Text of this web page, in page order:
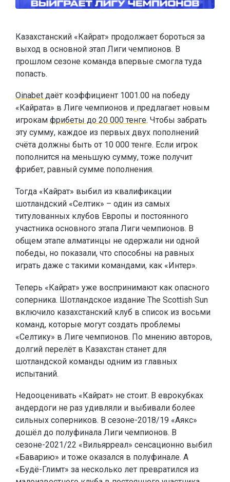
Казахстанский «Кайрат» продолжает бороться за
выход в основной этап Лиги чемпионов. В
прошлом сезоне команда впервые смогла туда
попасть.
Oinabet даёт коэффициент 1001.00 на победу
«Кайрата» в Лиге чемпионов и предлагает новым
игрокам фрибеты до 20 000 тенге. Чтобы забрать
эту сумму, каждое из первых двух пополнений
счёта должны быть от 10 000 тенге. Если игрок
пополнится на меньшую сумму, тоже получит
фрибет, равный сумме пополнения.
Тогда «Кайрат» выбил из квалификации
шотландский «Селтик» – один из самых
титулованных клубов Европы и постоянного
участника основного этапа Лиги чемпионов. В
общем этапе алматинцы не одержали ни одной
победы, но показали, что способны на равных
играть даже с такими командами, как «Интер».
Теперь «Кайрат» уже воспринимают как опасного
соперника. Шотландское издание The Scottish Sun
включило казахстанский клуб в список из восьми
команд, которые могут создать проблемы
«Селтику» в Лиге чемпионов. По мнению авторов,
долгий перелёт в Казахстан станет для
шотландской команды одним из главных
испытаний.
Недооценивать «Кайрат» не стоит. В еврокубках
андердоги не раз удивляли и выбивали более
сильных соперников. В сезоне-2018/19 «Аякс»
дошёл до полуфинала Лиги чемпионов. В
сезоне-2021/22 «Вильярреал» сенсационно выбил
«Баварию» и тоже оказался в полуфинале. А
«Будё-Глимт» за несколько лет превратился из